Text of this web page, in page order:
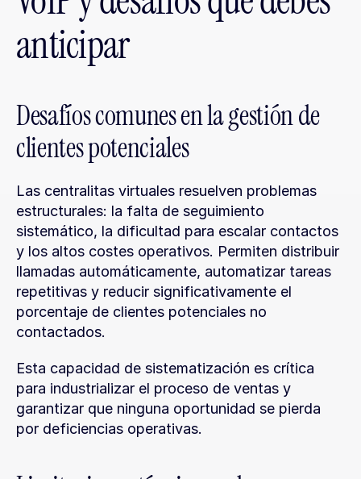
anticipar
Desafíos comunes en la gestión de
clientes potenciales
Las centralitas virtuales resuelven problemas
estructurales: la falta de seguimiento
sistemático, la dificultad para escalar contactos
y los altos costes operativos. Permiten distribuir
llamadas automáticamente, automatizar tareas
repetitivas y reducir significativamente el
porcentaje de clientes potenciales no
contactados.
Esta capacidad de sistematización es crítica
para industrializar el proceso de ventas y
garantizar que ninguna oportunidad se pierda
por deficiencias operativas.